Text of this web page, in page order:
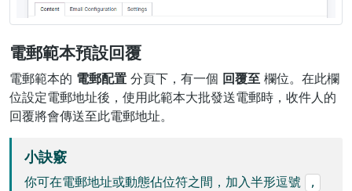
電郵範本預設回覆
電郵範本的 電郵配置 分頁下，有一個 回覆至 欄位。在此欄
位設定電郵地址後，使用此範本大批發送電郵時，收件人的
回覆將會傳送至此電郵地址。
小訣竅
你可在電郵地址或動態佔位符之間，加入半形逗號 ,